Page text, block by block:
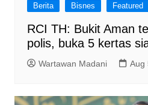
Berita Bisnes Featured
RCI TH: Bukit Aman
polis, buka 5 kertas
Wartawan Madani Aug